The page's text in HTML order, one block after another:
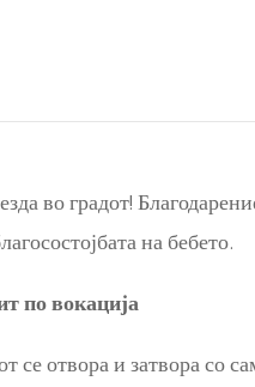
во градот!
на бебето.
по вокација
се отвора и затвора со